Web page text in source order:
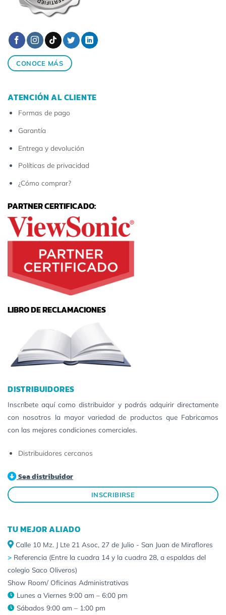
CONOCE MÁS
ATENCIÓN AL CLIENTE
Formas de pago
Garantía
Entrega y devolución
Políticas de privacidad
¿Cómo comprar?
PARTNER CERTIFICADO:
LIBRO DE RECLAMACIONES
DISTRIBUIDORES
Inscríbete aquí como distribuidor y podrás adquirir directamente
con nosotros la mayor variedad de productos que Fabricamos
con las mejores condiciones comerciales.
Distribuidores cercanos
Sea distribuidor
INSCRIBIRSE
TU MEJOR ALIADO
Calle 10 Mz. J Lte 21 Asoc, 27 de Julio - San Juan de Miraflores
> Referencia (Entre la cuadra 14 y la cuadra 28, a espaldas del
colegio Saco Oliveros)
Show Room/ Oficinas Administrativas
Lunes a Viernes 9:00 am – 6:00 pm
Sábados 9:00 am – 1:00 pm